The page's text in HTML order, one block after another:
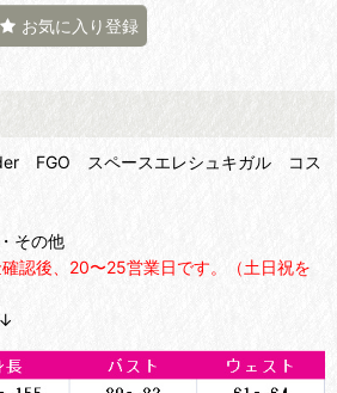
お気に入り登録
FGO スペースエレシュキガル コス
その他
確認後、20〜25営業日です。（土日祝を